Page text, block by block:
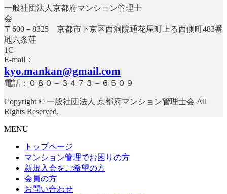
一般社団法人京都府マンション管理士
〒600－8325 京都市下京区西洞院通花屋町上る西側町483番
地六条荘
E-mail：
kyo.mankan@gmail.com
電話：０８０－３４７３－６５０９
Copyright © 一般社団法人 京都府マンション管理士会 All
Rights Reserved.
MENU
トップページ
マンション管理でお困りの方
新規入会をご希望の方
会員の方
お問い合わせ